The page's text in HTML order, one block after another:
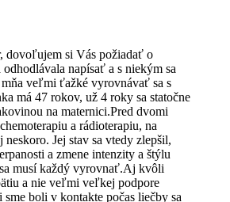
dovoľujem si Vás požiadať o
napísať a s niekým sa
veľmi ťažké vyrovnávať sa s
má 47 rokov, už 4 roky sa statočne
na maternici.Pred dvomi
a rádioterapiu, na
neskoro. Jej stav sa vtedy zlepšil,
a zmene intenzity a štýlu
musí každý vyrovnať.Aj kvôli
a nie veľmi veľkej podpore
boli v kontakte počas liečby sa